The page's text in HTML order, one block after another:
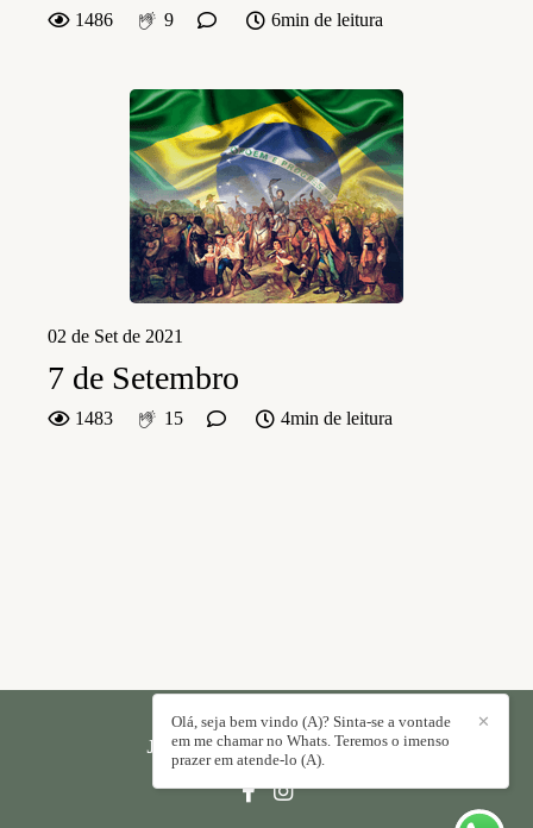
1486 9 6min de leitura
02 de Set de 2021
7 de Setembro
1483 15 4min de leitura
JORGE PAULO /CONTATO
✕
Olá, seja bem vindo (A)? Sinta-se a vontade
em me chamar no Whats. Teremos o imenso
prazer em atende-lo (A).